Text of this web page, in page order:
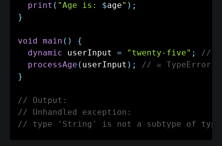
print ( "Age is: $age" ) ;
}
void main ( )
{
dynamic userInput = "twenty-five" ;
//
processAge ( userInput ) ;
// ☠️ TypeError
}
// Output:
// Unhandled exception:
// type 'String' is not a subtype of